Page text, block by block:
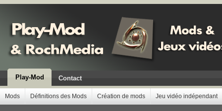
Play-Mod Contact
Mods Définitions des Mods Création de mods Jeu vidéo indépendant